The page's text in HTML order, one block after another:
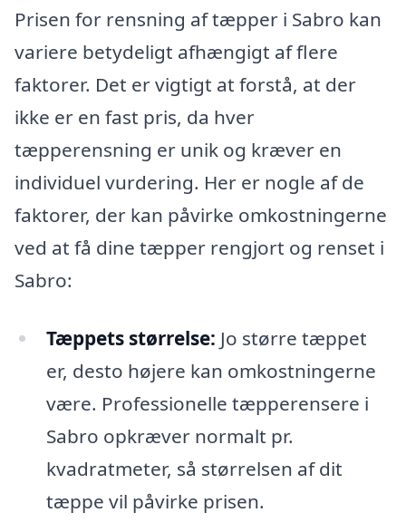
Prisen for rensning af tæpper i Sabro kan
variere betydeligt afhængigt af flere
faktorer. Det er vigtigt at forstå, at der
ikke er en fast pris, da hver
tæpperensning er unik og kræver en
individuel vurdering. Her er nogle af de
faktorer, der kan påvirke omkostningerne
ved at få dine tæpper rengjort og renset i
Sabro:
Tæppets størrelse: Jo større tæppet
er, desto højere kan omkostningerne
være. Professionelle tæpperensere i
Sabro opkræver normalt pr.
kvadratmeter, så størrelsen af dit
tæppe vil påvirke prisen.